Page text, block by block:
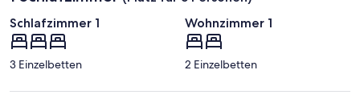
Schlafzimmer 1
3 Einzelbetten
Wohnzimmer 1
2 Einzelbetten